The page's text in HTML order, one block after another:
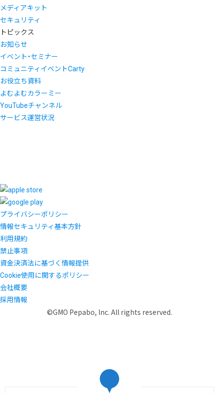
メディアキット
セキュリティ
トピックス
お知らせ
イベント・セミナー
コミュニティイベントCarty
お役立ち資料
よむよむカラーミー
YouTubeチャンネル
サービス運営状況
プライバシーポリシー
情報セキュリティ基本方針
利用規約
禁止事項
資金決済法に基づく情報提供
Cookie使用に関するポリシー
会社概要
採用情報
©GMO Pepabo, Inc. All rights reserved.